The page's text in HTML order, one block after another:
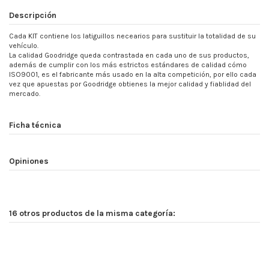
Descripción
Cada KIT contiene los latiguillos necearios para sustituir la totalidad de su
vehículo.
La calidad Goodridge queda contrastada en cada uno de sus productos,
además de cumplir con los más estrictos estándares de calidad cómo
ISO9001, es el fabricante más usado en la alta competición, por ello cada
vez que apuestas por Goodridge obtienes la mejor calidad y fiablidad del
mercado.
Ficha técnica
Opiniones
16 otros productos de la misma categoría: